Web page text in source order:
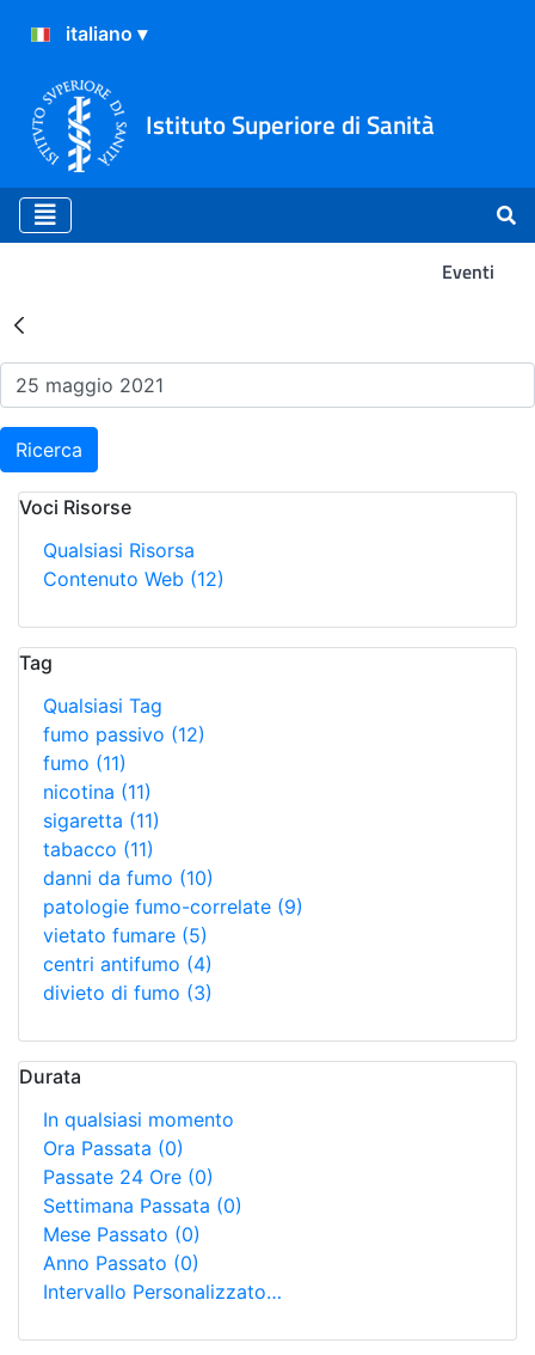
Istituto Superiore di Sanità
Eventi
Risultati della Ricerca -
Ricerca
Voci Risorse
Qualsiasi Risorsa
Contenuto Web (12)
Tag
Qualsiasi Tag
fumo passivo (12)
fumo (11)
nicotina (11)
sigaretta (11)
tabacco (11)
danni da fumo (10)
patologie fumo-correlate (9)
vietato fumare (5)
centri antifumo (4)
divieto di fumo (3)
Durata
In qualsiasi momento
Ora Passata (0)
Passate 24 Ore (0)
Settimana Passata (0)
Mese Passato (0)
Anno Passato (0)
Intervallo Personalizzato…